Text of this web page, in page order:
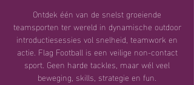
Ontdek één van de snelst groeiende
teamsporten ter wereld in dynamische outdoor
introductiesessies vol snelheid, teamwork en
actie. Flag Football is een veilige non-contact
sport. Geen harde tackles, maar wél veel
beweging, skills, strategie en fun.